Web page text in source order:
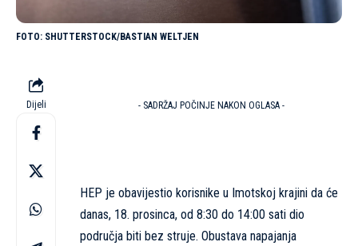
SHUTTERSTOCK/BASTIAN WELTJEN
Dijeli - SADRŽAJ POČINJE NAKON OGLASA -
HEP je obavijestio korisnike u Imotskoj krajini da će
danas, 18. prosinca, od 8:30 do 14:00 sati dio
područja biti bez struje. Obustava napajanja